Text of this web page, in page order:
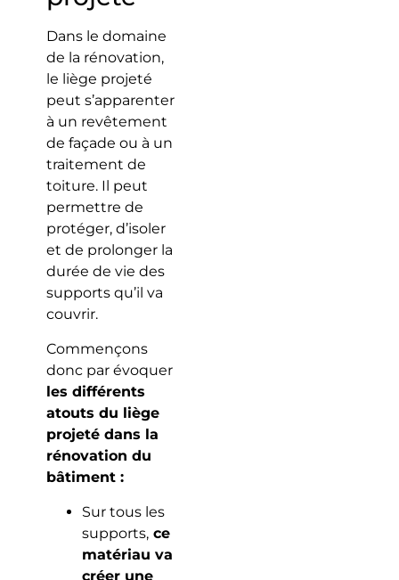
Dans le domaine
de la rénovation,
le liège projeté
peut s’apparenter
à un revêtement
de façade ou à un
traitement de
toiture. Il peut
permettre de
protéger, d’isoler
et de prolonger la
durée de vie des
supports qu’il va
couvrir.
Commençons
donc par évoquer
les différents
atouts du liège
projeté dans la
rénovation du
bâtiment :
Sur tous les
supports,ce
matériau va
créer une